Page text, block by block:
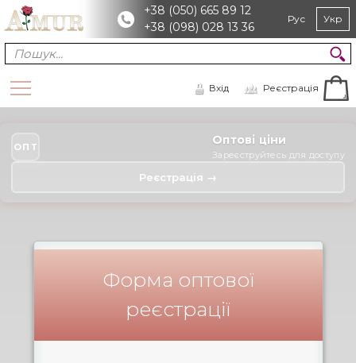
+38 (050) 665 89 12
+38 (098) 028 13 36
Рус Укр
Вхід Реєстрація
ОПТ
Оптові ціни
Зареєструйтесь для доступу
Реєстрація →
Форма оптової
реєстрації